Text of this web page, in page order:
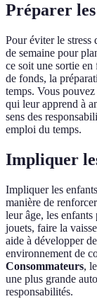
Préparer
Pour éviter le stress
de semaine pour
ce soit une sortie
de fonds, la
temps. Vous
qui leur apprend à
sens des
emploi du temps.
Impliquer
Impliquer les
manière de
leur âge, les enfants
jouets, faire la
aide à développer
environnement de
Consommateurs,
une plus grande
responsabilités.